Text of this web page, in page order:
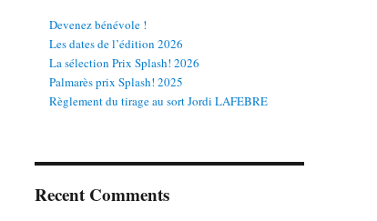
Devenez bénévole !
Les dates de l’édition 2026
La sélection Prix Splash! 2026
Palmarès prix Splash! 2025
Règlement du tirage au sort Jordi LAFEBRE
Recent Comments